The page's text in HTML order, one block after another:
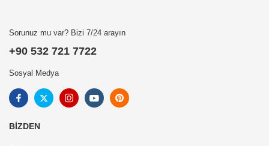
Sorunuz mu var? Bizi 7/24 arayın
+90 532 721 7722
Sosyal Medya
BIZDEN